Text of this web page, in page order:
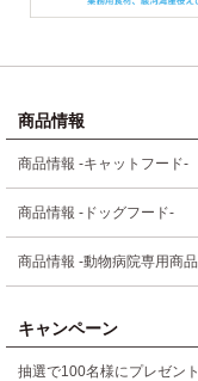
商品情報
商品情報 -キャットフード-
商品情報 -ドッグフード-
商品情報 -動物病院専用商
キャンペーン
抽選で100名様にプレゼン